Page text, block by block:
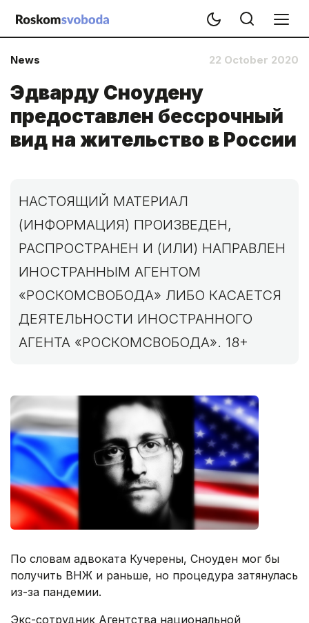
News 22 October 2020
Эдварду Сноудену
предоставлен бессрочный
вид на жительство в России
НАСТОЯЩИЙ МАТЕРИАЛ
(ИНФОРМАЦИЯ) ПРОИЗВЕДЕН,
РАСПРОСТРАНЕН И (ИЛИ) НАПРАВЛЕН
ИНОСТРАННЫМ АГЕНТОМ
«РОСКОМСВОБОДА» ЛИБО КАСАЕТСЯ
ДЕЯТЕЛЬНОСТИ ИНОСТРАННОГО
АГЕНТА «РОСКОМСВОБОДА». 18+
По словам адвоката Кучерены, Сноуден мог бы
получить ВНЖ и раньше, но процедура затянулась
из-за пандемии.
Экс-сотрудник Агентства национальной